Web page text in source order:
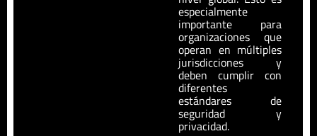
especialmente
importante para
organizaciones que
operan en múltiples
jurisdicciones y
deben cumplir con
diferentes
estándares de
seguridad y
privacidad.